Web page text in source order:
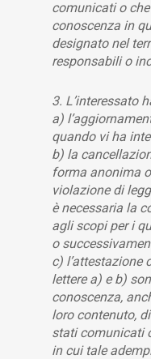
comunicati o
conoscenza in
designato nel
responsabili o
3. L’interessato
a)
quando vi ha
b) la
forma anonima
violazione di
è necessaria la
agli scopi per i
o
c) l’attestazione
lettere a) e b)
conoscenza,
loro contenuto,
stati comunicati
in cui tale